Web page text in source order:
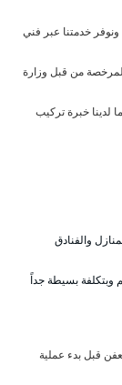
خدمتنا عبر فني
من قبل وزارة
لدينا خبرة تركيب
والفنادق
بسيطة جداً
قبل بدء عملية